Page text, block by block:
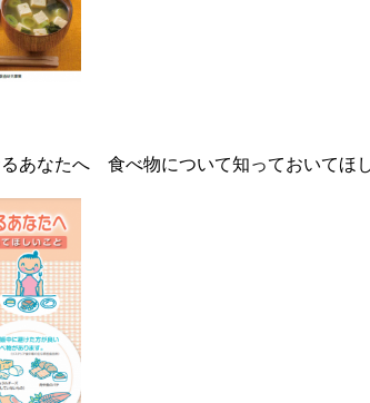
あなたへ 食べ物について知っておいてほ